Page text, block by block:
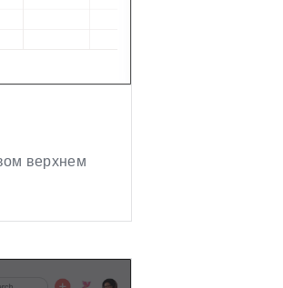
верхнем